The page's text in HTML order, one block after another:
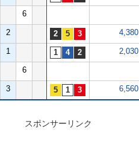
6
2 4,380
1 2,030
6
3 6,560
スポンサーリンク